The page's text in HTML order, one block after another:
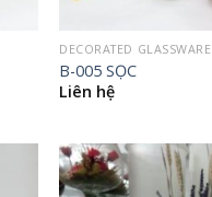
DECORATED GLASSWARE
B-005 SỌC
Liên hệ